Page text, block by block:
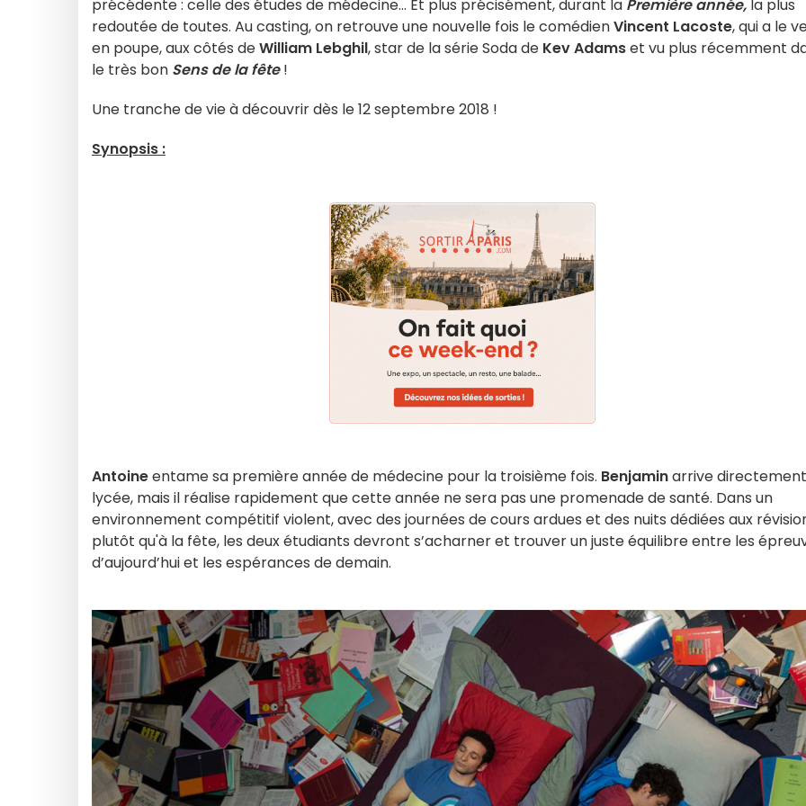
précédente : celle des études de médecine... Et plus précisément, durant la Première année, la plus
redoutée de toutes. Au casting, on retrouve une nouvelle fois le comédienVincent Lacoste, qui a le
en poupe, aux côtés deWilliam Lebghil, star de la série Soda de Kev Adamset vu plus récemment
le très bon Sens de la fête !
Une tranche de vie à découvrir dès le 12 septembre 2018 !
Synopsis :
Antoineentame sa première année de médecine pour la troisième fois. Benjaminarrive
lycée, mais il réalise rapidement que cette année ne sera pas une promenade de santé. Dans un
environnement compétitif violent, avec des journées de cours ardues et des nuits dédiées aux
plutôt qu'à la fête, les deux étudiants devront s’acharner et trouver un juste équilibre entre les
d’aujourd’hui et les espérances de demain.